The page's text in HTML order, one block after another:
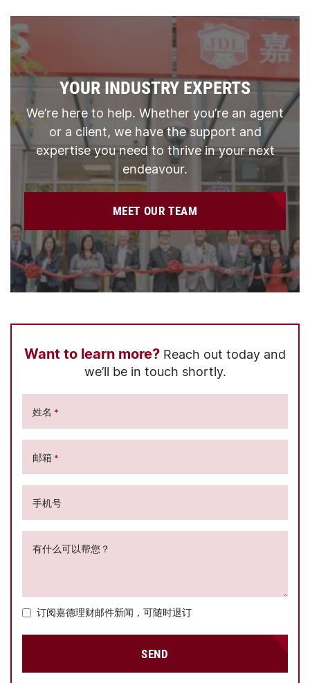
YOUR INDUSTRY EXPERTS
We’re here to help. Whether you’re an agent
or a client, we have the support and
expertise you need to thrive in your next
endeavour.
MEET OUR TEAM
Want to learn more? Reach out today and
we’ll be in touch shortly.
姓名 *
邮箱 *
手机号
有什么可以帮您？
订阅嘉德理财邮件新闻，可随时退订
SEND